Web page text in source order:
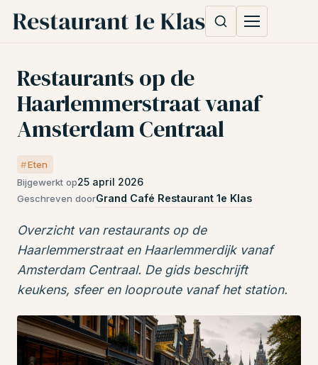
Restaurants op de
Haarlemmerstraat vanaf
Amsterdam Centraal
Eten
Bijgewerkt op25 april 2026
Geschreven doorGrand Café Restaurant 1e Klas
Overzicht van restaurants op de
Haarlemmerstraat en Haarlemmerdijk vanaf
Amsterdam Centraal. De gids beschrijft
keukens, sfeer en looproute vanaf het station.